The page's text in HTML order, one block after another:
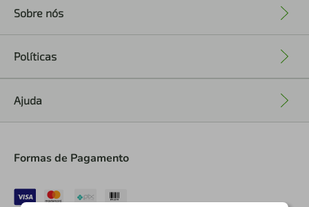
Sobre nós
Políticas
Ajuda
Formas de Pagamento